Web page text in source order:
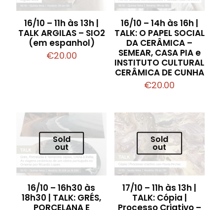
16/10 – 11h às 13h |
TALK ARGILAS – SIO2
(em espanhol)
€20.00
16/10 – 14h às 16h |
TALK: O PAPEL SOCIAL
DA CERÂMICA –
SEMEAR, CASA PIA e
INSTITUTO CULTURAL
CERÂMICA DE CUNHA
€20.00
Sold
out
16/10 – 16h30 às
18h30 | TALK: GRÉS,
PORCELANA E
Sold
out
17/10 – 11h às 13h |
TALK: Cópia |
Processo Criativo –